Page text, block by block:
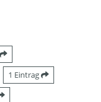
1 Eintrag